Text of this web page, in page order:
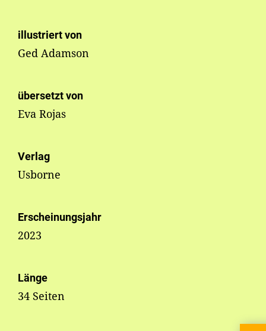
illustriert von
Ged Adamson
übersetzt von
Eva Rojas
Verlag
Usborne
Erscheinungsjahr
2023
Länge
34 Seiten